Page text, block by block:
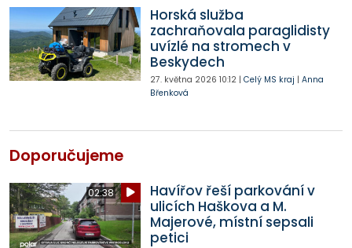
Horská služba
zachraňovala paraglidisty
uvízlé na stromech v
Beskydech
27. května 2026 10:12| Celý MS kraj | Anna
Břenková
Doporučujeme
02:38
Havířov řeší parkování v
ulicích Haškova a M.
Majerové, místní sepsali
petici